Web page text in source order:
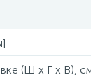
(Ш x Г x В),